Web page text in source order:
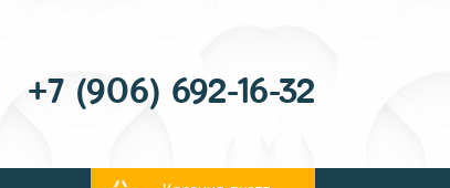
+7 (906) 692-16-32